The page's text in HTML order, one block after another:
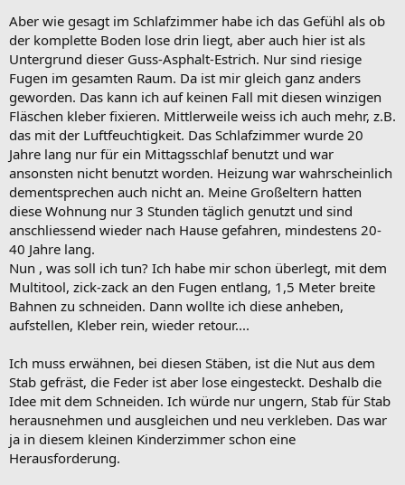
Aber wie gesagt im Schlafzimmer habe ich das Gefühl als ob
der komplette Boden lose drin liegt, aber auch hier ist als
Untergrund dieser Guss-Asphalt-Estrich. Nur sind riesige
Fugen im gesamten Raum. Da ist mir gleich ganz anders
geworden. Das kann ich auf keinen Fall mit diesen winzigen
Fläschen kleber fixieren. Mittlerweile weiss ich auch mehr, z.B.
das mit der Luftfeuchtigkeit. Das Schlafzimmer wurde 20
Jahre lang nur für ein Mittagsschlaf benutzt und war
ansonsten nicht benutzt worden. Heizung war wahrscheinlich
dementsprechen auch nicht an. Meine Großeltern hatten
diese Wohnung nur 3 Stunden täglich genutzt und sind
anschliessend wieder nach Hause gefahren, mindestens 20-
40 Jahre lang.
Nun , was soll ich tun? Ich habe mir schon überlegt, mit dem
Multitool, zick-zack an den Fugen entlang, 1,5 Meter breite
Bahnen zu schneiden. Dann wollte ich diese anheben,
aufstellen, Kleber rein, wieder retour....
Ich muss erwähnen, bei diesen Stäben, ist die Nut aus dem
Stab gefräst, die Feder ist aber lose eingesteckt. Deshalb die
Idee mit dem Schneiden. Ich würde nur ungern, Stab für Stab
herausnehmen und ausgleichen und neu verkleben. Das war
ja in diesem kleinen Kinderzimmer schon eine
Herausforderung.